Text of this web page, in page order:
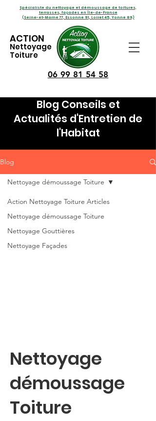
ACTION
Nettoyage
Toiture
Spécialiste du nettoyage et démoussage de toitures,
terrasses, façades en Île-de-France
(Seine-et-Marne 77, Essonne 91, Loiret 45, Yonne 89)
06 99 81 54 58
Blog Conseils et
Actualités d'Entretien de
l'Habitat
Blog
Action Nettoyage Toiture Articles
Nettoyage démoussage Toiture
Nettoyage Gouttières
Nettoyage Façades
Nettoyage démoussage Toiture
Nettoyage
démoussage
Toiture